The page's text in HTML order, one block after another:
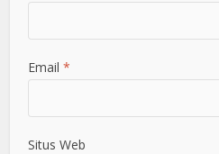
Email*
Situs Web